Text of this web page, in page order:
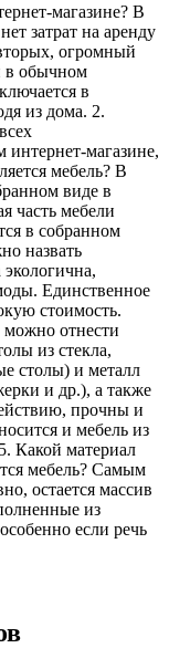
магазине? В
затрат на аренду
огромный
в обычном
в
из дома. 2.
магазине,
мебель? В
виде в
часть мебели
в собранном
назвать
Единственное
стоимость.
можно отнести
из стекла,
столы) и металл
и др.), а также
прочны и
и мебель из
Какой материал
мебель? Самым
остается массив
из
если речь